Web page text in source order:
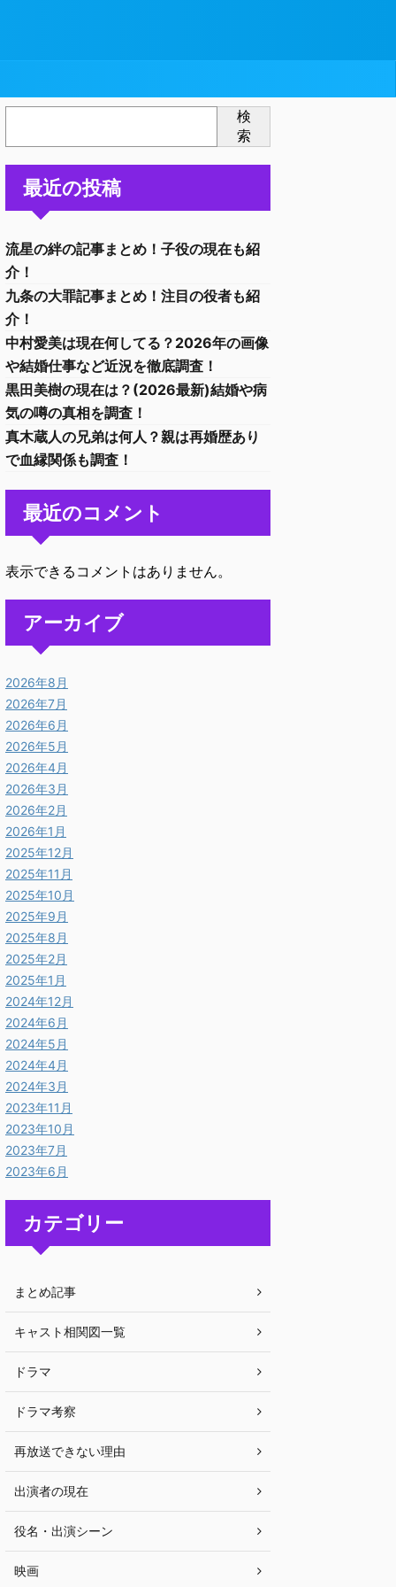
検
索
最近の投稿
流星の絆の記事まとめ！子役の現在も紹
介！
九条の大罪記事まとめ！注目の役者も紹
介！
中村愛美は現在何してる？2026年の画像
や結婚仕事など近況を徹底調査！
黒田美樹の現在は？(2026最新)結婚や病
気の噂の真相を調査！
真木蔵人の兄弟は何人？親は再婚歴あり
で血縁関係も調査！
最近のコメント
表示できるコメントはありません。
アーカイブ
2026年8月
2026年7月
2026年6月
2026年5月
2026年4月
2026年3月
2026年2月
2026年1月
2025年12月
2025年11月
2025年10月
2025年9月
2025年8月
2025年2月
2025年1月
2024年12月
2024年6月
2024年5月
2024年4月
2024年3月
2023年11月
2023年10月
2023年7月
2023年6月
カテゴリー
まとめ記事
キャスト相関図一覧
ドラマ
ドラマ考察
再放送できない理由
出演者の現在
役名・出演シーン
映画